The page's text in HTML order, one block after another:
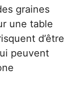
graines
une table
d’être
peuvent